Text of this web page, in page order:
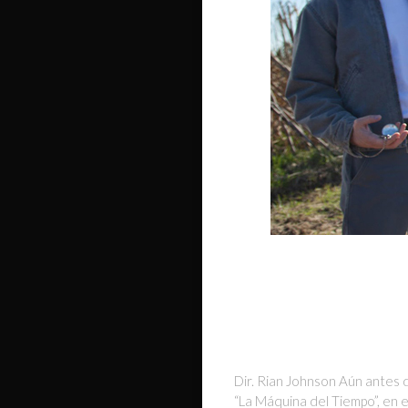
Dir. Rian Johnson Aún antes
“La Máquina del Tiempo”,